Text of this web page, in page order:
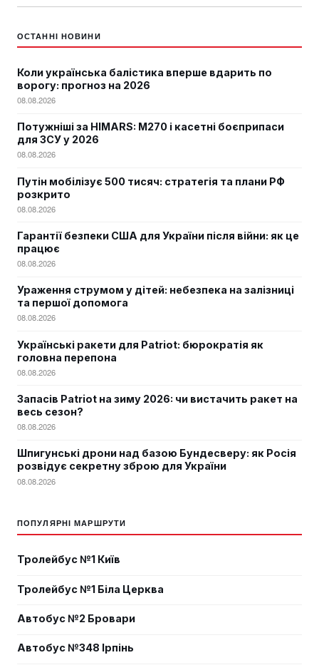
ОСТАННІ НОВИНИ
Коли українська балістика вперше вдарить по
ворогу: прогноз на 2026
08.08.2026
Потужніші за HIMARS: М270 і касетні боєприпаси
для ЗСУ у 2026
08.08.2026
Путін мобілізує 500 тисяч: стратегія та плани РФ
розкрито
08.08.2026
Гарантії безпеки США для України після війни: як це
працює
08.08.2026
Ураження струмом у дітей: небезпека на залізниці
та першої допомога
08.08.2026
Українські ракети для Patriot: бюрократія як
головна перепона
08.08.2026
Запасів Patriot на зиму 2026: чи вистачить ракет на
весь сезон?
08.08.2026
Шпигунські дрони над базою Бундесверу: як Росія
розвідує секретну зброю для України
08.08.2026
ПОПУЛЯРНІ МАРШРУТИ
Тролейбус №1 Київ
Тролейбус №1 Біла Церква
Автобус №2 Бровари
Автобус №348 Ірпінь